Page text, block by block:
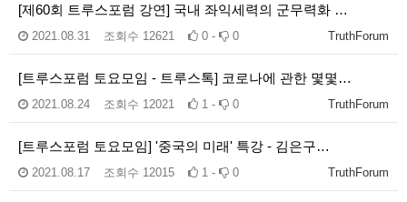
[제60회 트루스포럼 강연] 국내 좌익세력의 군무력화 …
TruthForum
2021.08.31 조회수 12621 0 - 0
[트루스포럼 토요모임 - 트루스톡] 코로나에 관한 몇몇…
TruthForum
2021.08.24 조회수 12021 1 - 0
[트루스포럼 토요모임] '중국의 미래' 특강 - 김은구…
TruthForum
2021.08.17 조회수 12015 1 - 0